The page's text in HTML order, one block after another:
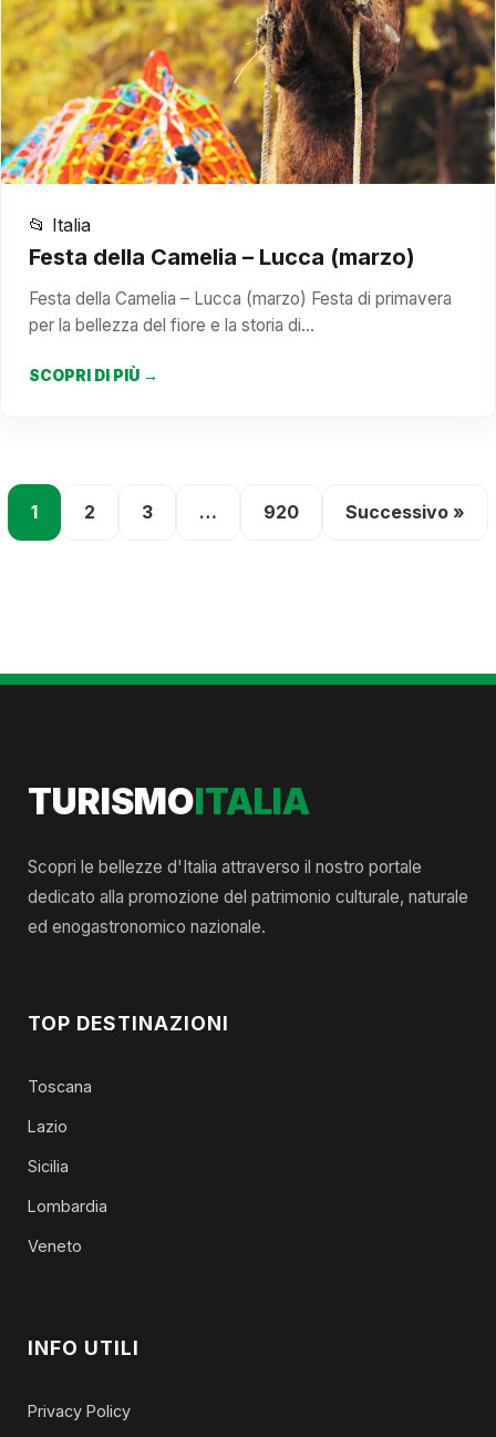
📂 Italia
Festa della Camelia – Lucca (marzo)
Festa della Camelia – Lucca (marzo) Festa di primavera
per la bellezza del fiore e la storia di…
SCOPRI DI PIÙ →
1 2 3 … 920 Successivo »
TURISMOITALIA
Scopri le bellezze d'Italia attraverso il nostro portale
dedicato alla promozione del patrimonio culturale, naturale
ed enogastronomico nazionale.
TOP DESTINAZIONI
Toscana
Lazio
Sicilia
Lombardia
Veneto
INFO UTILI
Privacy Policy